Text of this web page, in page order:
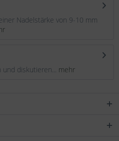
Nadelstärke von 9-10 mm
diskutieren... mehr